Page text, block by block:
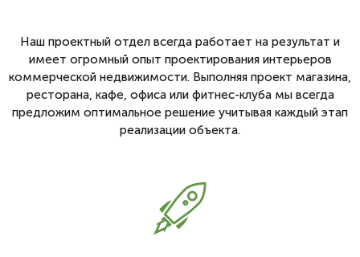
Наш проектный отдел всегда работает на результат и
имеет огромный опыт проектирования интерьеров
коммерческой недвижимости. Выполняя проект магазина,
ресторана, кафе, офиса или фитнес-клуба мы всегда
предложим оптимальное решение учитывая каждый этап
реализации объекта.